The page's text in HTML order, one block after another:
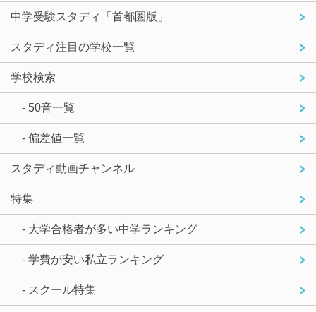
中学受験スタディ「首都圏版」
スタディ注目の学校一覧
学校検索
- 50音一覧
- 偏差値一覧
スタディ動画チャンネル
特集
- 大学合格者が多い中学ランキング
- 学費が安い私立ランキング
- スクール特集